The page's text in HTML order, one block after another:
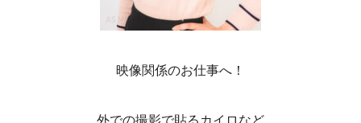
映像関係のお仕事へ！